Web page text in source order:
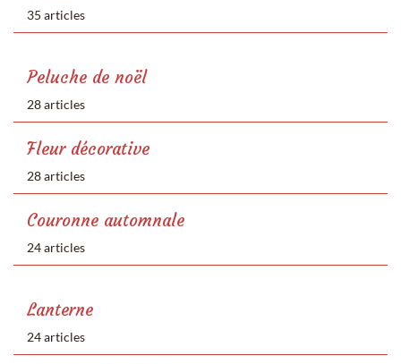
35 articles
Peluche de noël
28 articles
Fleur décorative
28 articles
Couronne automnale
24 articles
Lanterne
24 articles